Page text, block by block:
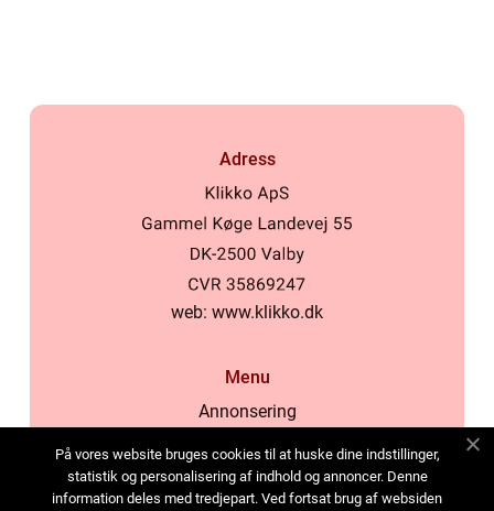
Adress
web: www.klikko.dk
Menu
Annonsering
Cookies
Kontakta oss
På vores website bruges cookies til at huske dine indstillinger,
statistik og personalisering af indhold og annoncer. Denne
information deles med tredjepart. Ved fortsat brug af websiden